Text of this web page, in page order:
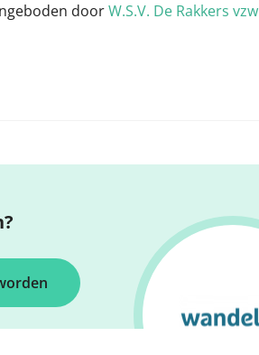
doorW.S.V. De Rakkers vzw